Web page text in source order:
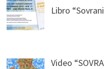
Libro
Video